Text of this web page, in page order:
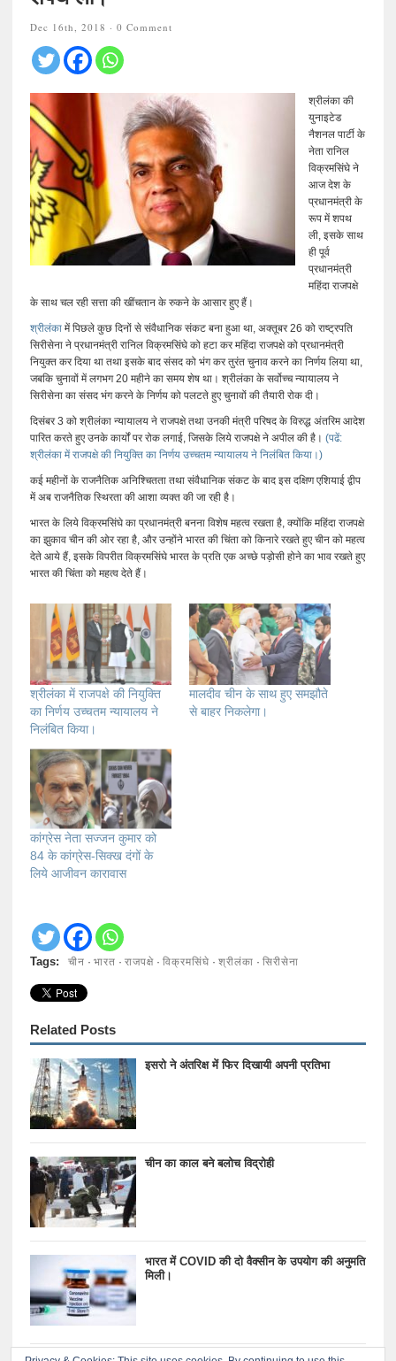
Dec 16th, 2018 · 0 Comment
श्रीलंका की
युनाइटेड
नैशनल पार्टी के
नेता रानिल
विक्रमसिंघे ने
आज देश के
प्रधानमंत्री के
रूप में शपथ
ली, इसके साथ
ही पूर्व
प्रधानमंत्री
महिंदा राजपक्षे
के साथ चल रही सत्ता की खींचतान के रुकने के आसार हुए हैं।
श्रीलंकामें पिछले कुछ दिनों से संवैधानिक संकट बना हुआ था, अक्तूबर 26 को राष्ट्रपति
सिरीसेना ने प्रधानमंत्री रानिल विक्रमसिंघे को हटा कर महिंदा राजपक्षे को प्रधानमंत्री
नियुक्त कर दिया था तथा इसके बाद संसद को भंग कर तुरंत चुनाव करने का निर्णय लिया था,
जबकि चुनावों में लगभग 20 महीने का समय शेष था। श्रीलंका के सर्वोच्च न्यायालय ने
सिरीसेना का संसद भंग करने के निर्णय को पलटते हुए चुनावों की तैयारी रोक दी।
दिसंबर 3 को श्रीलंका न्यायालय ने राजपक्षे तथा उनकी मंत्री परिषद के विरुद्ध अंतरिम आदेश
पारित करते हुए उनके कार्यों पर रोक लगाई, जिसके लिये राजपक्षे ने अपील की है। (पढें:
श्रीलंका में राजपक्षे की नियुक्ति का निर्णय उच्चतम न्यायालय ने निलंबित किया।)
कई महीनों के राजनैतिक अनिश्चितता तथा संवैधानिक संकट के बाद इस दक्षिण एशियाई द्वीप
में अब राजनैतिक स्थिरता की आशा व्यक्त की जा रही है।
भारत के लिये विक्रमसिंघे का प्रधानमंत्री बनना विशेष महत्व रखता है, क्योंकि महिंदा राजपक्षे
का झुकाव चीन की ओर रहा है, और उन्होंने भारत की चिंता को किनारे रखते हुए चीन को महत्व
देते आये हैं, इसके विपरीत विक्रमसिंघे भारत के प्रति एक अच्छे पड़ोसी होने का भाव रखते हुए
भारत की चिंता को महत्व देते हैं।
श्रीलंका में राजपक्षे की नियुक्ति
का निर्णय उच्चतम न्यायालय ने
निलंबित किया।
मालदीव चीन के साथ हुए समझौते
से बाहर निकलेगा।
कांग्रेस नेता सज्जन कुमार को
84 के कांग्रेस-सिक्ख दंगों के
लिये आजीवन कारावास
Tags: चीन · भारत · राजपक्षे· विक्रमसिंघे · श्रीलंका · सिरीसेना
Related Posts
इसरो ने अंतरिक्ष में फिर दिखायी अपनी प्रतिभा
चीन का काल बने बलोच विद्रोही
भारत में COVID की दो वैक्सीन के उपयोग की अनुमति
मिली।